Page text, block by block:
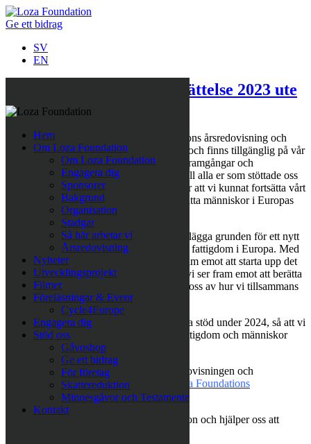
Ge ett bidrag
SV
EN
Hem
Om Loza Foundation
Om Loza Foundation
Engagera dig
Sponsorer
Bakgrund
Organisation
Stadgar
Så här arbetar vi
Årsredovisning
Nyheter
Utvecklingsprojekt
Filmer
Föreläsningar & Event
Cycle4Europe
Engagera dig
Stöd oss
Gåvoshop
Ge ett bidrag
För företag
Skattereduktion
Minnesgåvor och Testamente
Kontakt
Loza Foundations Årsberättelse 2023 ute
nu
Vi är glada att meddela att Loza Foundations årsredovisning och
verksamhetsberättelse för 2023 nu är klar och finns tillgänglig på vår
hemsida. År 2023 var ett år fyllt av både framgångar och
utmaningar, och vi vill rikta ett stort tack till alla er som stöttade oss
under året. Ert stöd har varit avgörande för att vi kunnat fortsätta vårt
arbete för att förbättra livet för särskilt utsatta människor i Europas
fattigaste områden.
Under 2023 har vi arbetat intensivt för att lägga grunden för ett nytt
och viktigt projekt för att bekämpa extrem fattigdom i Europa. Med
stor hoppfullhet och spänning ser vi nu fram emot att starta upp det
vi lagt grunden till under en lång tid och vi ser fram emot att berätta
mer om projektet inom kort och dela med oss av hur vi tillsammans
kan göra en verklig skillnad.
Vi hoppas att vi kan räkna med ert fortsatta stöd under 2024, så att vi
kan nå till ännu fler så att barn i extrem fattigdom och människor
med funktionshinder kan få det bättre.
Besök vår hemsida för att läsa hela årsredovisningen och
verksamhetsberättelsen för 2023 här.
Loza Foundations
årsberättelse 2023
Tack för att ni är en del av Loza Foundation och hjälper oss att